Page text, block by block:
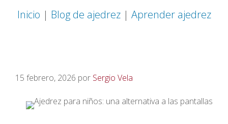
Inicio | Blog de ajedrez| Aprender ajedrez
15 febrero, 2026 por Sergio Vela